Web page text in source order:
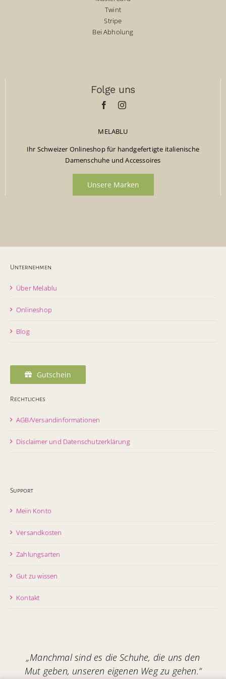
Twint
Stripe
Bei Abholung
Folge uns
MELABLU
Ihr Schweizer Onlineshop für handgefertigte italienische
Damenschuhe und Accessoires
Unsere Marken
Unternehmen
Über Melablu
Onlineshop
Blog
Gutschein
Rechtliches
AGB/Versandinformationen
Disclaimer und Datenschutzerklärung
Support
Mein Konto
Versandkosten
Zahlungsarten
Gut zu wissen
Kontakt
„Manchmal sind es die Schuhe, die uns den
Mut geben, unseren eigenen Weg zu gehen.“